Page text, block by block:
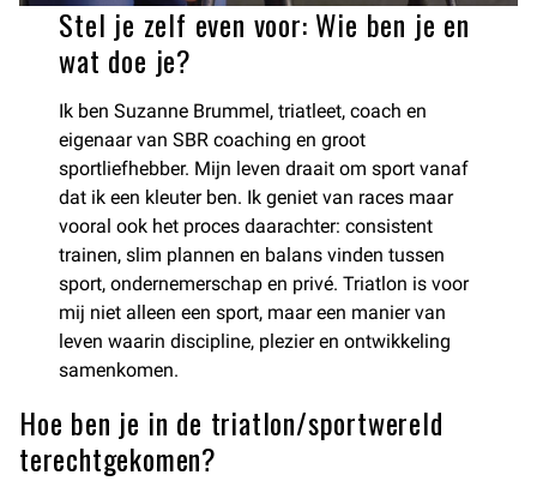
Stel je zelf even voor: Wie ben je en
wat doe je?
Ik ben Suzanne Brummel, triatleet, coach en
eigenaar van SBR coaching en groot
sportliefhebber. Mijn leven draait om sport vanaf
dat ik een kleuter ben. Ik geniet van races maar
vooral ook het proces daarachter: consistent
trainen, slim plannen en balans vinden tussen
sport, ondernemerschap en privé. Triatlon is voor
mij niet alleen een sport, maar een manier van
leven waarin discipline, plezier en ontwikkeling
samenkomen.
Hoe ben je in de triatlon/sportwereld
terechtgekomen?